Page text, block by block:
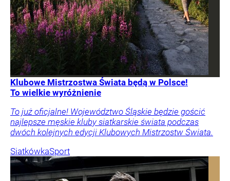
Klubowe Mistrzostwa Świata będą w Polsce!
To wielkie wyróżnienie
To już oficjalne! Województwo Śląskie będzie gościć
najlepsze męskie kluby siatkarskie świata podczas
dwóch kolejnych edycji Klubowych Mistrzostw Świata.
SiatkówkaSport